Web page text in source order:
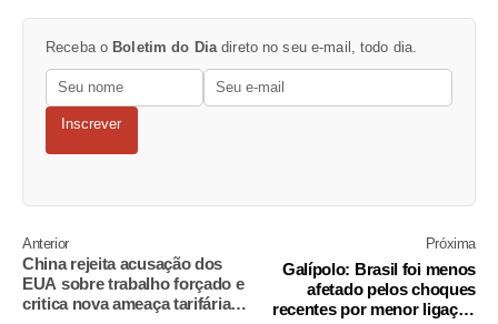
Receba o Boletim do Diadireto no seu e-mail, todo dia.
Inscrever
Anterior
China rejeita acusação dos
EUA sobre trabalho forçado e
critica nova ameaça tarifária
Próxima
Galípolo: Brasil foi menos
afetado pelos choques
recentes por menor ligação